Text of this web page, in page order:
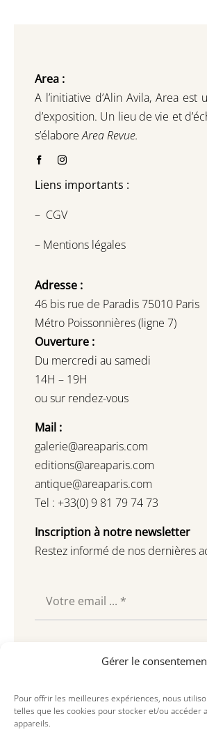
Gérer le
Pour offrir les meilleures expériences, nous
telles que les cookies pour stocker et/ou accéder
appareils.
Area :
A l’initiative d’Alin Avila, Area est
d’exposition. Un lieu de vie et d’
s’élaboreArea Revue.
Liens importants :
– CGV
– Mentions légales
Adresse :
46 bis rue de Paradis 75010 Paris
Métro Poissonnières (ligne 7)
Ouverture :
Du mercredi au samedi
14H – 19H
ou sur rendez-vous
Mail :
galerie@areaparis.com
editions@areaparis.com
antique@areaparis.com
Tel : +33(0) 9 81 79 74 73
Inscription à notre newsletter
Restez informé de nos dernières
Souscrire